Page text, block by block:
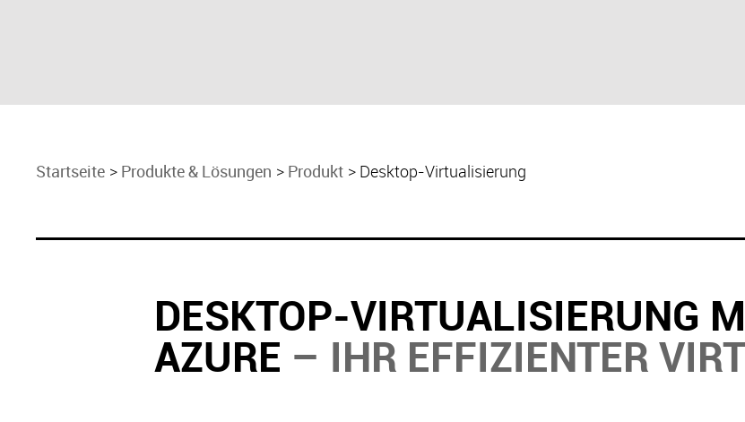
Startseite Produkte & Lösungen Produkt Desktop-Virtuali­sierung
DESKTOP-VIRTUALISIERUNG
AZURE – IHR EFFIZIENTER